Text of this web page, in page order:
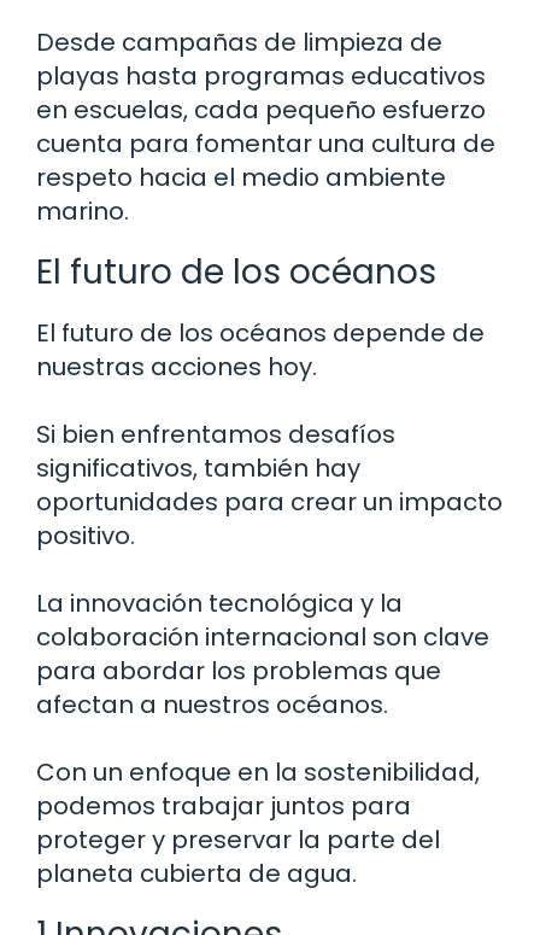
Desde campañas de limpieza de
playas hasta programas educativos
en escuelas, cada pequeño esfuerzo
cuenta para fomentar una cultura de
respeto hacia el medio ambiente
marino.
El futuro de los océanos
El futuro de los océanos depende de
nuestras acciones hoy.
Si bien enfrentamos desafíos
significativos, también hay
oportunidades para crear un impacto
positivo.
La innovación tecnológica y la
colaboración internacional son clave
para abordar los problemas que
afectan a nuestros océanos.
Con un enfoque en la sostenibilidad,
podemos trabajar juntos para
proteger y preservar la parte del
planeta cubierta de agua.